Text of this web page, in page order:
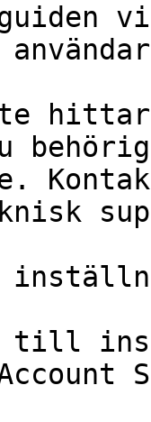
till